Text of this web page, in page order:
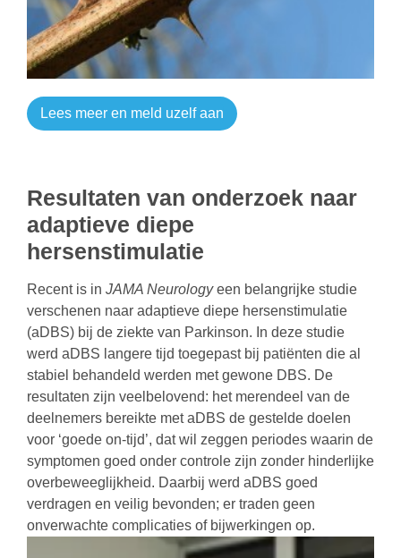
Lees meer en meld uzelf aan
Resultaten van onderzoek naar
adaptieve diepe
hersenstimulatie
Recent is in JAMA Neurologyeen belangrijke studie
verschenen naar adaptieve diepe hersenstimulatie
(aDBS) bij de ziekte van Parkinson. In deze studie
werd aDBS langere tijd toegepast bij patiënten die al
stabiel behandeld werden met gewone DBS. De
resultaten zijn veelbelovend: het merendeel van de
deelnemers bereikte met aDBS de gestelde doelen
voor ‘goede on-tijd’, dat wil zeggen periodes waarin de
symptomen goed onder controle zijn zonder hinderlijke
overbeweeglijkheid. Daarbij werd aDBS goed
verdragen en veilig bevonden; er traden geen
onverwachte complicaties of bijwerkingen op.